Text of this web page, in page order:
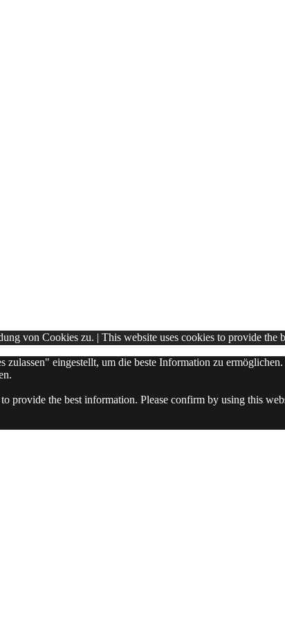
von Cookies zu. | This website uses cookies to provide the
eingestellt, um die beste Information zu
provide the best information. Please confirm by using this